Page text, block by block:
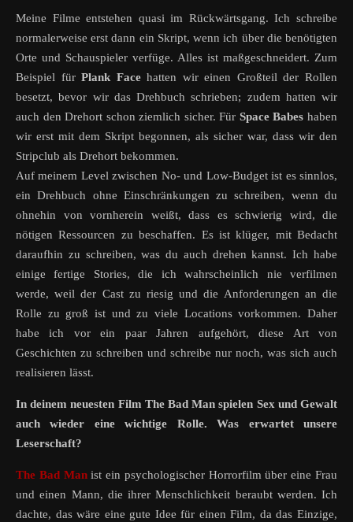
Meine Filme entstehen quasi im Rückwärtsgang. Ich schreibe
normalerweise erst dann ein Skript, wenn ich über die benötigten
Orte und Schauspieler verfüge. Alles ist maßgeschneidert. Zum
Beispiel fürPlank Facehatten wir einen Großteil der Rollen
besetzt, bevor wir das Drehbuch schrieben; zudem hatten wir
auch den Drehort schon ziemlich sicher. Für Space Babes haben
wir erst mit dem Skript begonnen, als sicher war, dass wir den
Stripclub als Drehort bekommen.
Auf meinem Level zwischen No- und Low-Budget ist es sinnlos,
ein Drehbuch ohne Einschränkungen zu schreiben, wenn du
ohnehin von vornherein weißt, dass es schwierig wird, die
nötigen Ressourcen zu beschaffen. Es ist klüger, mit Bedacht
daraufhin zu schreiben, was du auch drehen kannst. Ich habe
einige fertige Stories, die ich wahrscheinlich nie verfilmen
werde, weil der Cast zu riesig und die Anforderungen an die
Rolle zu groß ist und zu viele Locations vorkommen. Daher
habe ich vor ein paar Jahren aufgehört, diese Art von
Geschichten zu schreiben und schreibe nur noch, was sich auch
realisieren lässt.
In deinem neuesten Film The Bad Man spielen Sex und Gewalt
auch wieder eine wichtige Rolle. Was erwartet unsere
Leserschaft?
The Bad Manist ein psychologischer Horrorfilm über eine Frau
und einen Mann, die ihrer Menschlichkeit beraubt werden. Ich
dachte, das wäre eine gute Idee für einen Film, da das Einzige,